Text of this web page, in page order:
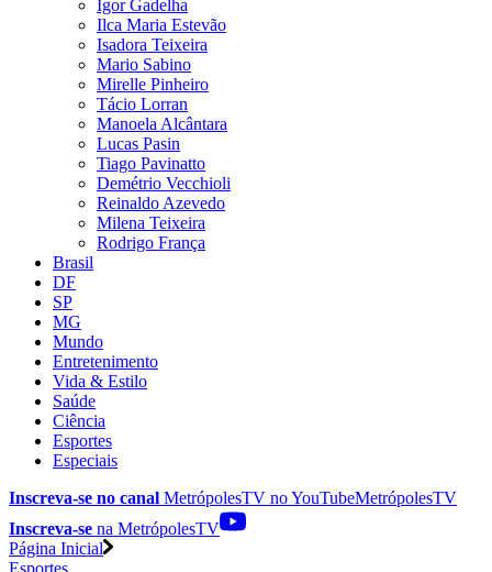
Igor Gadelha
Ilca Maria Estevão
Isadora Teixeira
Mario Sabino
Mirelle Pinheiro
Tácio Lorran
Manoela Alcântara
Lucas Pasin
Tiago Pavinatto
Demétrio Vecchioli
Reinaldo Azevedo
Milena Teixeira
Rodrigo França
Brasil
DF
SP
MG
Mundo
Entretenimento
Vida & Estilo
Saúde
Ciência
Esportes
Especiais
Inscreva-se no canal MetrópolesTV noYouTubeMetrópolesTV
Inscreva-se na MetrópolesTV
Página Inicial
Esportes